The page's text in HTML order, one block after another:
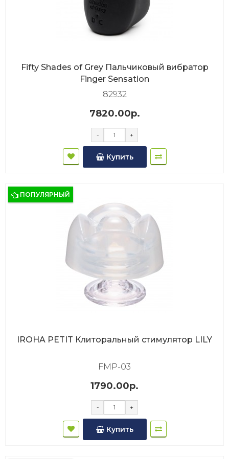
Fifty Shades of Grey Пальчиковый вибратор
Finger Sensation
82932
7820.00р.
- +
Купить
ПОПУЛЯРНЫЙ
IROHA PETIT Клиторальный стимулятор LILY
FMP-03
1790.00р.
- +
Купить